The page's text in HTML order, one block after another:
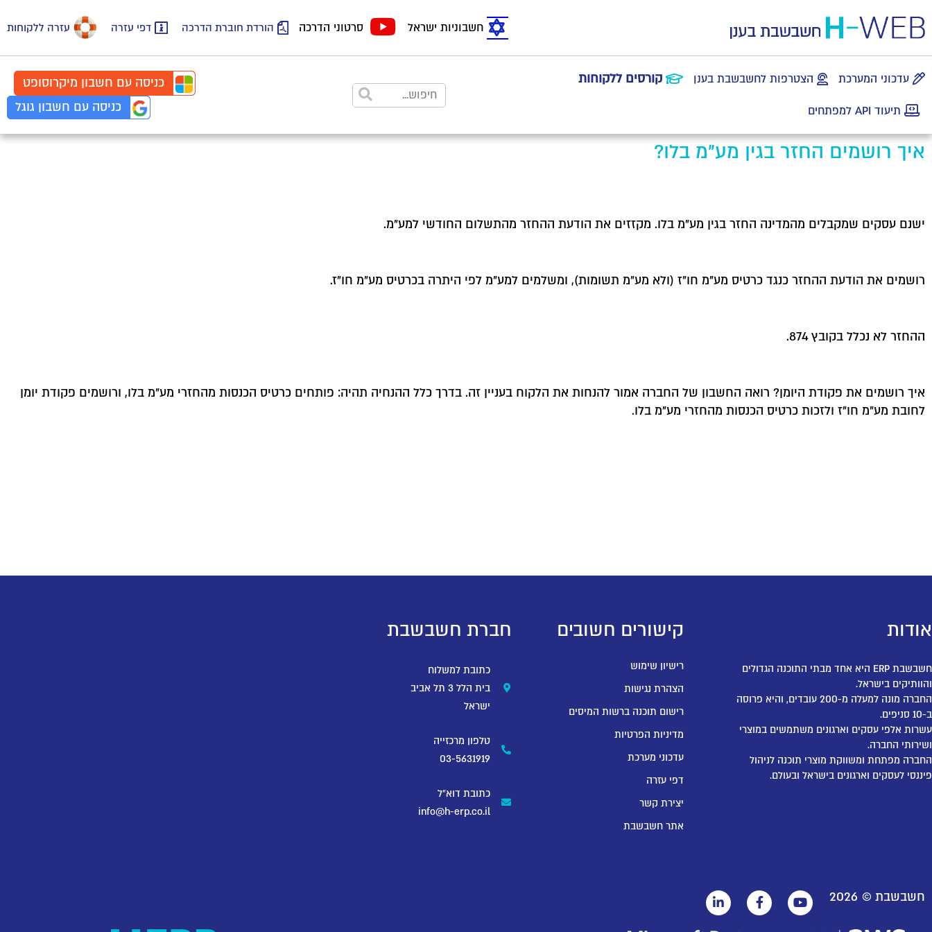
חשבוניות ישראל סרטוני הדרכה הורדת חוברת הדרכה דפי עזרה עזרה ללקוחות
עדכוני המערכת הצטרפות לחשבשבת בענן קורסים ללקוחות
תיעוד API למפתחים
כניסה עם חשבון מיקרוסופט
כניסה עם חשבון גוגל
איך רושמים החזר בגין מע"מ בלו?
ישנם עסקים שמקבלים מהמדינה החזר בגין מע"מ בלו. מקזזים את הודעת ההחזר מהתשלום החודשי למע"מ.
רושמים את הודעת ההחזר כנגד כרטיס מע"מ חו"ז (ולא מע"מ תשומות), ומשלמים למע"מ לפי היתרה בכרטיס מע"מ חו"ז.
ההחזר לא נכלל בקובץ 874.
איך רושמים את פקודת היומן? רואה החשבון של החברה אמור להנחות את הלקוח בעניין זה. בדרך כלל ההנחיה תהיה: פותחים כרטיס הכנסות מהחזרי מע"מ בלו, ורושמים פקודת יומן
לחובת מע"מ חו"ז ולזכות כרטיס הכנסות מהחזרי מע"מ בלו.
אודות
חשבשבת ERP היא אחד מבתי התוכנה הגדולים
והוותיקים בישראל.
החברה מונה למעלה מ-200 עובדים, והיא פרוסה
ב-10 סניפים.
עשרות אלפי עסקים וארגונים משתמשים במוצרי
ושירותי החברה.
החברה מפתחת ומשווקת מוצרי תוכנה לניהול
פיננסי לעסקים וארגונים בישראל ובעולם.
קישורים חשובים
רישיון שימוש
הצהרת נגישות
רישום תוכנה ברשות המיסים
מדיניות הפרטיות
עדכוני מערכת
דפי עזרה
יצירת קשר
אתר חשבשבת
חברת חשבשבת
כתובת למשלוח
בית הלל 3 תל אביב
ישראל
טלפון מרכזייה
03-5631919
כתובת דוא"ל
info@h-erp.co.il
חשבשבת © 2026